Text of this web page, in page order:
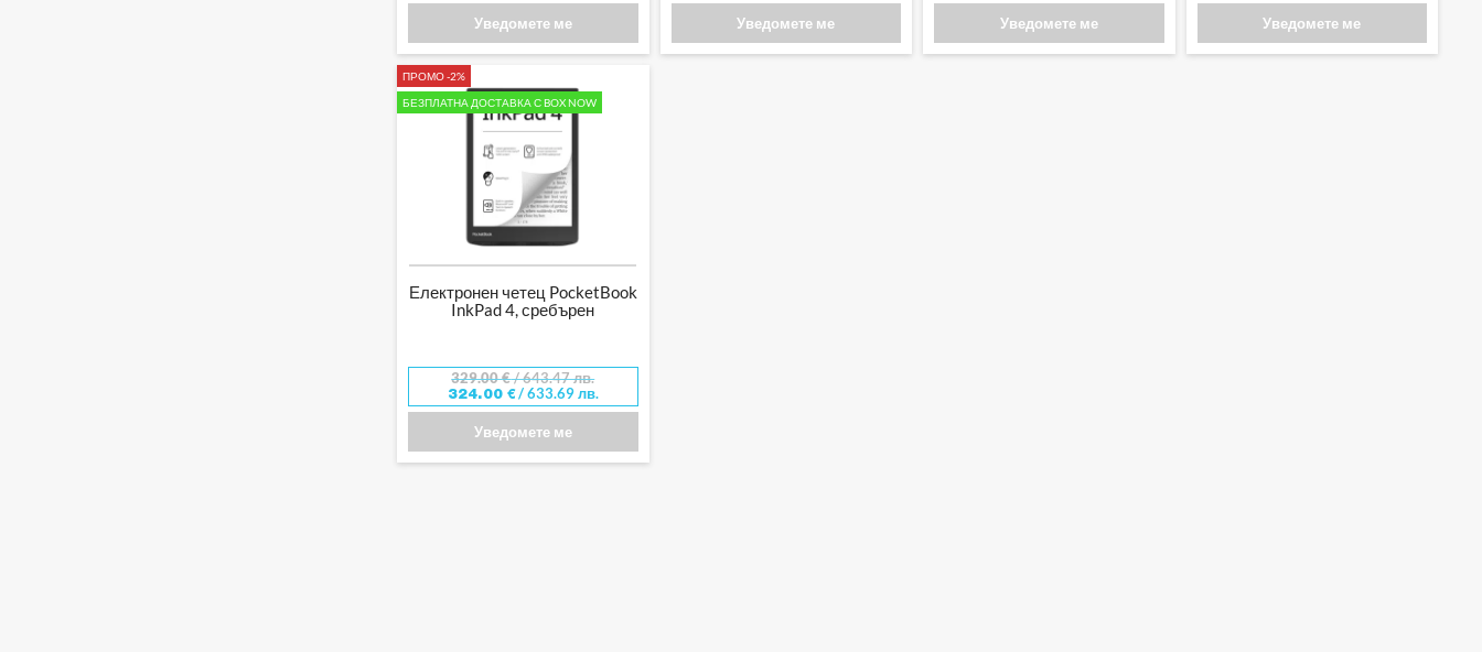
Уведомете ме Уведомете ме Уведомете ме Уведомете ме
ПРОМО -2%
БЕЗПЛАТНА ДОСТАВКА С BOX NOW
Електронен четец PocketBook
InkPad 4, сребърен
329.00€/ 643.47 лв.
324.00 €/ 633.69 лв.
Уведомете ме